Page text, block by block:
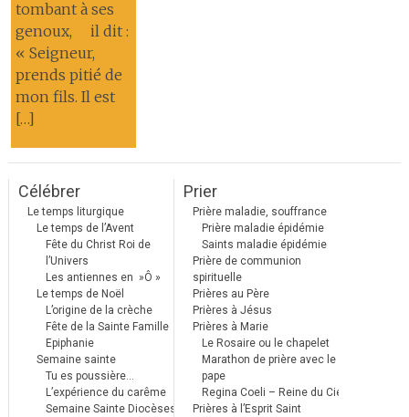
tombant à ses
genoux, il dit :
« Seigneur,
prends pitié de
mon fils. Il est
[…]
Célébrer
Le temps liturgique
Le temps de l’Avent
Fête du Christ Roi de
l’Univers
Les antiennes en »Ô »
Le temps de Noël
L’origine de la crèche
Fête de la Sainte Famille
Epiphanie
Semaine sainte
Tu es poussière…
L’expérience du carême
Semaine Sainte Diocèses
Prier
Prière maladie, souffrance
Prière maladie épidémie
Saints maladie épidémie
Prière de communion
spirituelle
Prières au Père
Prières à Jésus
Prières à Marie
Le Rosaire ou le chapelet
Marathon de prière avec le
pape
Regina Coeli – Reine du Ciel
Prières à l’Esprit Saint